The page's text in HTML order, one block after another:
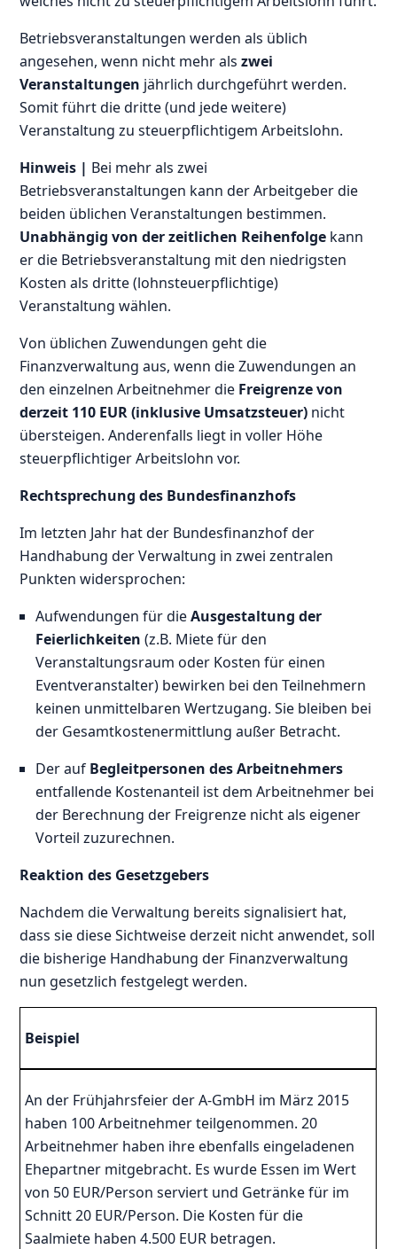
Betriebsveranstaltungen werden als üblich
angesehen, wenn nicht mehr alszwei
Veranstaltungen jährlich durchgeführt werden.
Somit führt die dritte (und jede weitere)
Veranstaltung zu steuerpflichtigem Arbeitslohn.
Hinweis | Bei mehr als zwei
Betriebsveranstaltungen kann der Arbeitgeber die
beiden üblichen Veranstaltungen bestimmen.
Unabhängig von der zeitlichen Reihenfolge kann
er die Betriebsveranstaltung mit den niedrigsten
Kosten als dritte (lohnsteuerpflichtige)
Veranstaltung wählen.
Von üblichen Zuwendungen geht die
Finanzverwaltung aus, wenn die Zuwendungen an
den einzelnen Arbeitnehmer die Freigrenze von
derzeit 110 EUR (inklusive Umsatzsteuer) nicht
übersteigen. Anderenfalls liegt in voller Höhe
steuerpflichtiger Arbeitslohn vor.
Rechtsprechung des Bundesfinanzhofs
Im letzten Jahr hat der Bundesfinanzhof der
Handhabung der Verwaltung in zwei zentralen
Punkten widersprochen:
Aufwendungen für dieAusgestaltung der
Feierlichkeiten (z.B. Miete für den
Veranstaltungsraum oder Kosten für einen
Eventveranstalter) bewirken bei den Teilnehmern
keinen unmittelbaren Wertzugang. Sie bleiben bei
der Gesamtkostenermittlung außer Betracht.
Der auf Begleitpersonen des Arbeitnehmers
entfallende Kostenanteil ist dem Arbeitnehmer bei
der Berechnung der Freigrenze nicht als eigener
Vorteil zuzurechnen.
Reaktion des Gesetzgebers
Nachdem die Verwaltung bereits signalisiert hat,
dass sie diese Sichtweise derzeit nicht anwendet, soll
die bisherige Handhabung der Finanzverwaltung
nun gesetzlich festgelegt werden.
Beispiel
An der Frühjahrsfeier der A-GmbH im März 2015
haben 100 Arbeitnehmer teilgenommen. 20
Arbeitnehmer haben ihre ebenfalls eingeladenen
Ehepartner mitgebracht. Es wurde Essen im Wert
von 50 EUR/Person serviert und Getränke für im
Schnitt 20 EUR/Person. Die Kosten für die
Saalmiete haben 4.500 EUR betragen.